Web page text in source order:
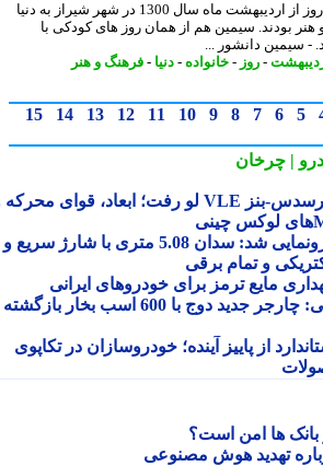
سیمین دانشور در هشتمین روز از اردیبهشت ماه سال 1300 در شهر شیراز به دنیا
بودند. سیمین هم از همان روز های کودکی با
دانشور ...
-روز- خانواده- دنیا-فرهنگ و هنر
6
7
8
9
10
11
12
13
14
15
| چرخان
نسخه ساخت چین مرسدس‑بنز VLE لو رفت؛ ابعاد، قوای محرکه و
BYD سیل 07 جدید رونمایی شد: سدان 5.08 متری با شارژ سریع و
و تمام برقی
مایع ترمز برای خودروهای ایرانی
بازگشت دوج سوپر بی: چارجر جدید دوج با 600 اسب بخار بازگشته
۱۲۲ استاندارد از پاییز آینده؛ خودروسازان در تکاپوی
ها امن است؟
تهدید هوش مصنوعی